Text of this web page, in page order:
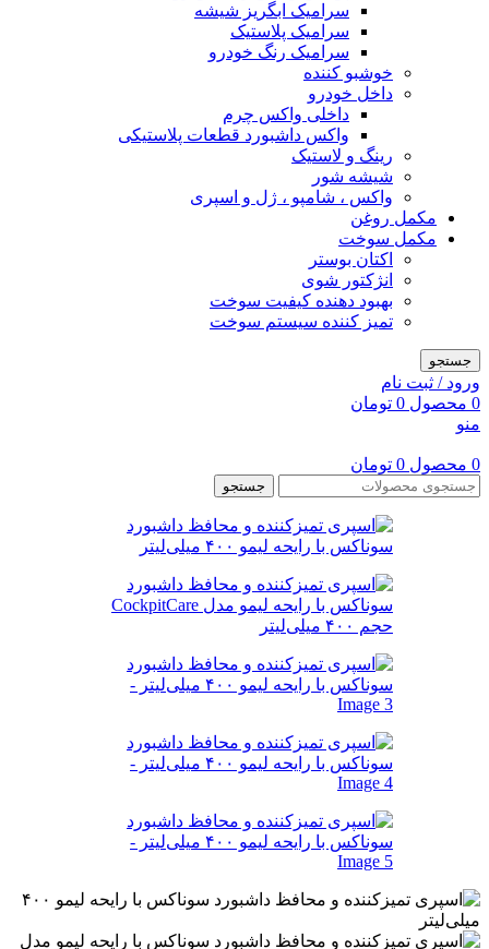
سرامیک ابگریز شیشه
سرامیک پلاستیک
سرامیک رنگ خودرو
خوشبو کننده
داخل خودرو
داخلی واکس چرم
واکس داشبورد قطعات پلاستیکی
رینگ و لاستیک
شیشه شور
واکس ، شامپو ، ژل و اسپری
مکمل روغن
مکمل سوخت
اکتان بوستر
انژکتور شوی
بهبود دهنده کیفیت سوخت
تمیز کننده سیستم سوخت
جستجو
ورود / ثبت نام
0 محصول 0 تومان
منو
0 محصول 0 تومان
جستجو